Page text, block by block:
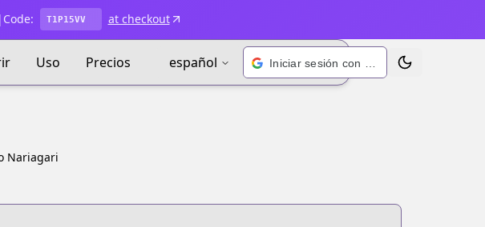
| Code: T1P15VV at checkout
Uso Precios español Alternar tema
Nariagari